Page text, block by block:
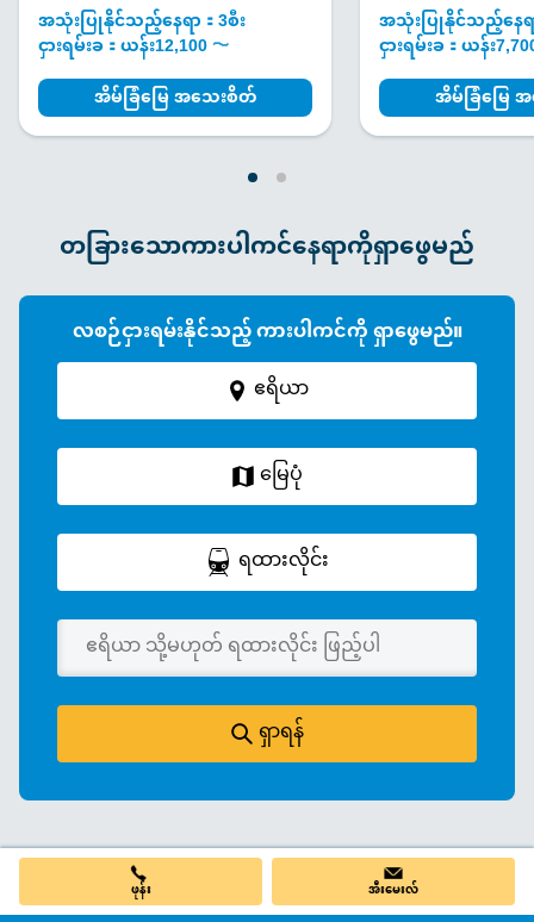
အသုံးပြုနိုင်သည့်နေရာ：3စီး
ငှားရမ်းခ：ယန်း12,100 〜
အိမ်ခြံမြေ အသေးစိတ်
အသုံးပြုနိုင်သည့်နေရ
ငှားရမ်းခ：ယန်း
အိမ်ခြံမြေ
တခြားသောကားပါကင်နေရာကိုရှာဖွေမည်
လစဉ်ငှားရမ်းနိုင်သည့် ကားပါကင်ကို ရှာဖွေမည်။
ဧရိယာ
မြေပုံ
ရထားလိုင်း
ရှာရန်
ဖုန်း အီးမေးလ်